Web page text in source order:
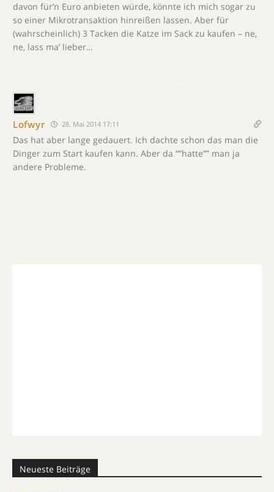
davon für’n Euro anbieten würde, könnte ich mich sogar zu
so einer Mikrotransaktion hinreißen lassen. Aber für
(wahrscheinlich) 3 Tacken die Katze im Sack zu kaufen – ne,
ne, lass ma’ lieber…
Lofwyr 28. Mai 2014 17:11
Das hat aber lange gedauert. Ich dachte schon das man die
Dinger zum Start kaufen kann. Aber da “”hatte”” man ja
andere Probleme.
Neueste Beiträge